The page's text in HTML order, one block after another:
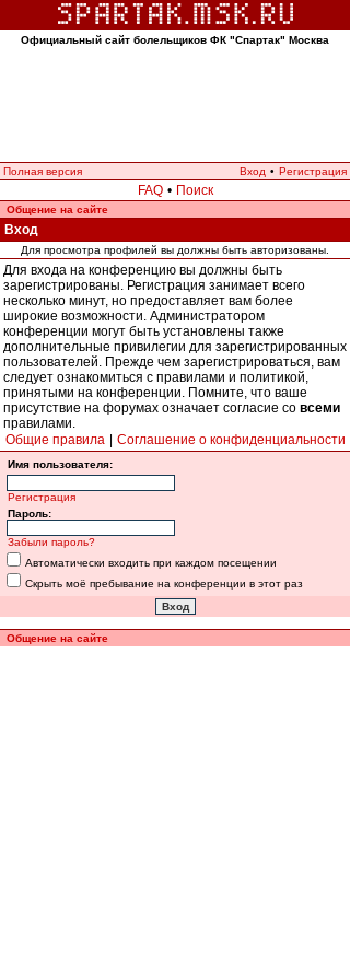
Официальный сайт болельщиков ФК "Спартак" Москва
Полная версия Вход • Регистрация
FAQ • Поиск
Общение на сайте
Вход
Для просмотра профилей вы должны быть авторизованы.
Для входа на конференцию вы должны быть
зарегистрированы. Регистрация занимает всего
несколько минут, но предоставляет вам более
широкие возможности. Администратором
конференции могут быть установлены также
дополнительные привилегии для зарегистрированных
пользователей. Прежде чем зарегистрироваться, вам
следует ознакомиться с правилами и политикой,
принятыми на конференции. Помните, что ваше
присутствие на форумах означает согласие со всеми
правилами.
Общие правила
Соглашение о конфиденциальности
Имя пользователя:
Регистрация
Пароль:
Забыли пароль?
Автоматически входить при каждом посещении
Скрыть моё пребывание на конференции в этот раз
Общение на сайте